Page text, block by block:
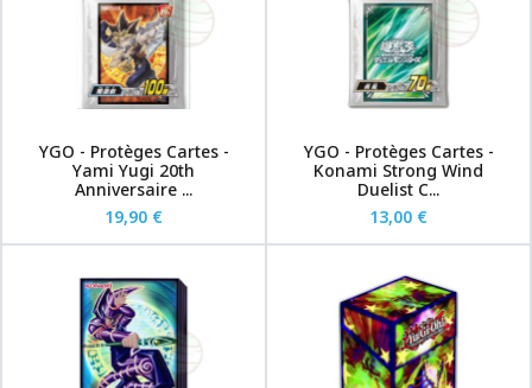
YGO - Protèges Cartes -
Yami Yugi 20th
Anniversaire ...
19,90 €
YGO - Protèges Cartes -
Konami Strong Wind
Duelist C...
13,00 €